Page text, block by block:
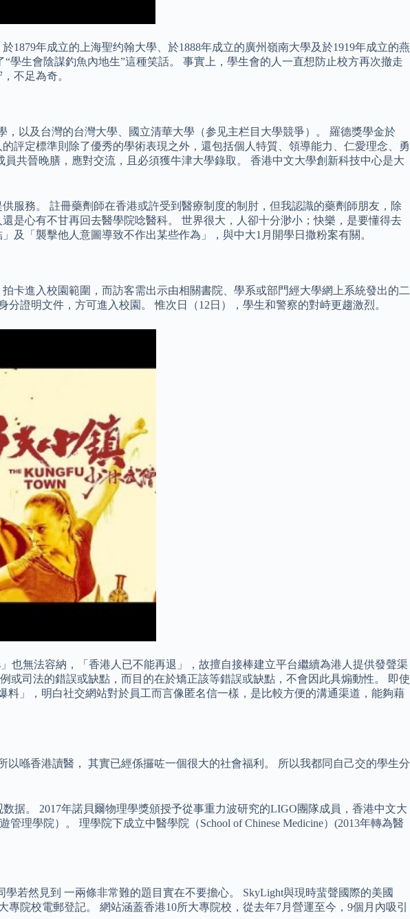
年成立的上海聖约翰大學、於1888年成立的廣州嶺南大學及於1919年成立的燕
生會陰謀釣魚內地生”這種笑話。 事實上，學生會的人一直想防止校方再次撤走
不足為奇。
以及台灣的台灣大學、國立清華大學（参见主栏目大學競爭）。 羅德獎學金於
評定標準則除了優秀的學術表現之外，還包括個人特質、領導能力、仁愛理念、勇
共晉晚膳，應對交流，且必須獲牛津大學錄取。 香港中文大學創新科技中心是大
服務。 註冊藥劑師在香港或許受到醫療制度的制肘，但我認識的藥劑師朋友，除
是心有不甘再回去醫學院唸醫科。 世界很大，人卻十分渺小；快樂，是要懂得去
及「襲擊他人意圖導致不作出某些作為」，與中大1月開學日撒粉案有關。
卡進入校園範圍，而訪客需出示由相關書院、學系或部門經大學網上系統發出的二
證明文件，方可進入校園。 惟次日（12日），學生和警察的對峙更趨激烈。
也無法容納，「香港人已不能再退」，故擅自接棒建立平台繼續為港人提供發聲渠
司法的錯誤或缺點，而目的在於矯正該等錯誤或缺點，不會因此具煽動性。 即使
」，明白社交網站對於員工而言像匿名信一樣，是比較方便的溝通渠道，能夠藉
喺香港讀醫， 其實已經係攞咗一個很大的社會福利。 所以我都同自己交的學生分
据。 2017年諾貝爾物理學獎頒授予從事重力波研究的LIGO團隊成員，香港中文大
理學院）。 理學院下成立中醫學院（School of Chinese Medicine）(2013年轉為醫
若然見到 一兩條非常難的題目實在不要擔心。 SkyLight與現時蜚聲國際的美國
院校電郵登記。 網站涵蓋香港10所大專院校，從去年7月營運至今，9個月內吸引